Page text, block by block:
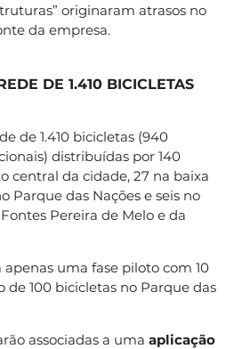
originaram atrasos no
da empresa.
DE 1.410 BICICLETAS
de 1.410 bicicletas (940
distribuídas por 140
central da cidade, 27 na baixa
Parque das Nações e seis no
Pereira de Melo e da
uma fase piloto com 10
de 100 bicicletas no Parque das
associadas a uma aplicação